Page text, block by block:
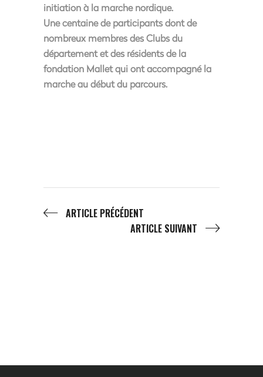
initiation à la marche nordique.
Une centaine de participants dont de
nombreux membres des Clubs du
département et des résidents de la
fondation Mallet qui ont accompagné la
marche au début du parcours.
ARTICLE PRÉCÉDENT
ARTICLE SUIVANT